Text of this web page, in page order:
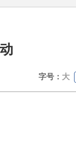
字号： 大